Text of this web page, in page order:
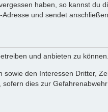
haben, so kannst du
und sendet
und anbieten zu können.
den Interessen Dritter,
dies zur